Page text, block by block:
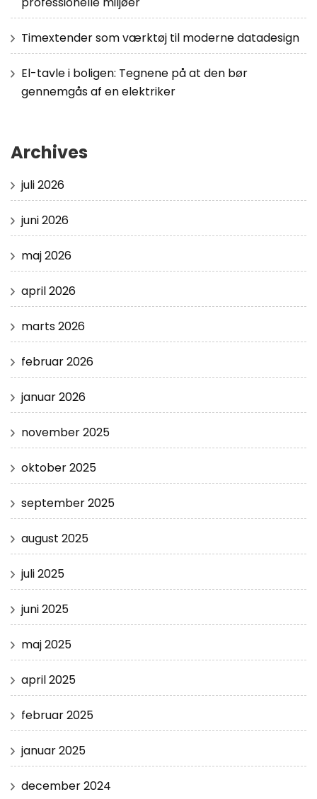
Timextender som værktøj til moderne datadesign
El-tavle i boligen: Tegnene på at den bør
gennemgås af en elektriker
Archives
juli 2026
juni 2026
maj 2026
april 2026
marts 2026
februar 2026
januar 2026
november 2025
oktober 2025
september 2025
august 2025
juli 2025
juni 2025
maj 2025
april 2025
februar 2025
januar 2025
december 2024